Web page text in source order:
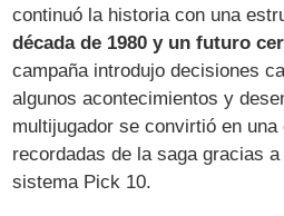
continuó la historia con una
década de 1980 y un futuro
campaña introdujo decisiones
algunos acontecimientos y
multijugador se convirtió en
recordadas de la saga gracias
sistema Pick 10.